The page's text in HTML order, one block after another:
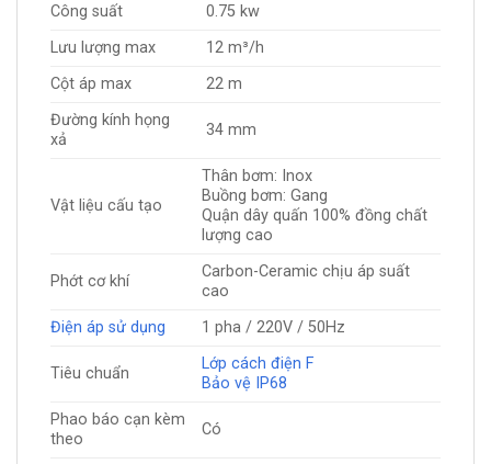
Công suất
0.75 kw
Lưu lượng max
12 m³/h
Cột áp max
22 m
Đường kính họng
xả
34 mm
Vật liệu cấu tạo
Thân bơm: Inox
Buồng bơm: Gang
Quận dây quấn 100% đồng chất
lượng cao
Phớt cơ khí
Carbon-Ceramic chịu áp suất
cao
Điện áp sử dụng
1 pha / 220V / 50Hz
Tiêu chuẩn
Lớp cách điện F
Bảo vệ IP68
Phao báo cạn kèm
theo
Có